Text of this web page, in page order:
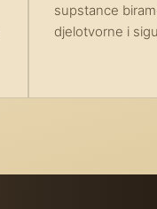
supstance
djelotvorne i